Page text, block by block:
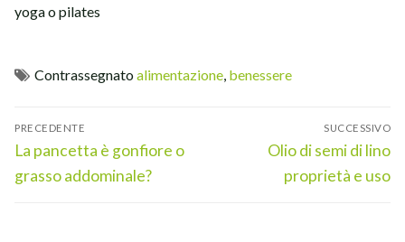
yoga o pilates
Contrassegnatoalimentazione, benessere
Navigazione
articoli
PRECEDENTE
Articolo
precedente:
La pancetta è gonfiore o
grasso addominale?
SUCCESSIVO
Articolo
successivo:
Olio di semi di lino
proprietà e uso